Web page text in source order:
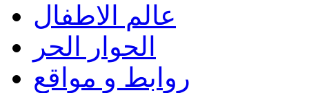
عالم الاطفال
الحوار الحر
روابط و مواقع